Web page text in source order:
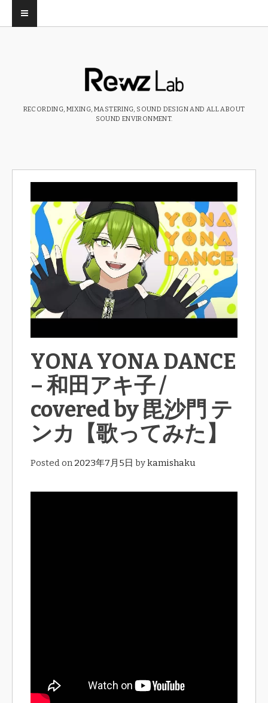
RECORDING, MIXING, MASTERING, SOUND DESIGN AND ALL ABOUT
SOUND ENVIRONMENT.
YONA YONA DANCE
– 和田アキ子 /
covered by 毘沙門 テ
ンカ【歌ってみた】
Posted on 2023年7月5日 bykamishaku